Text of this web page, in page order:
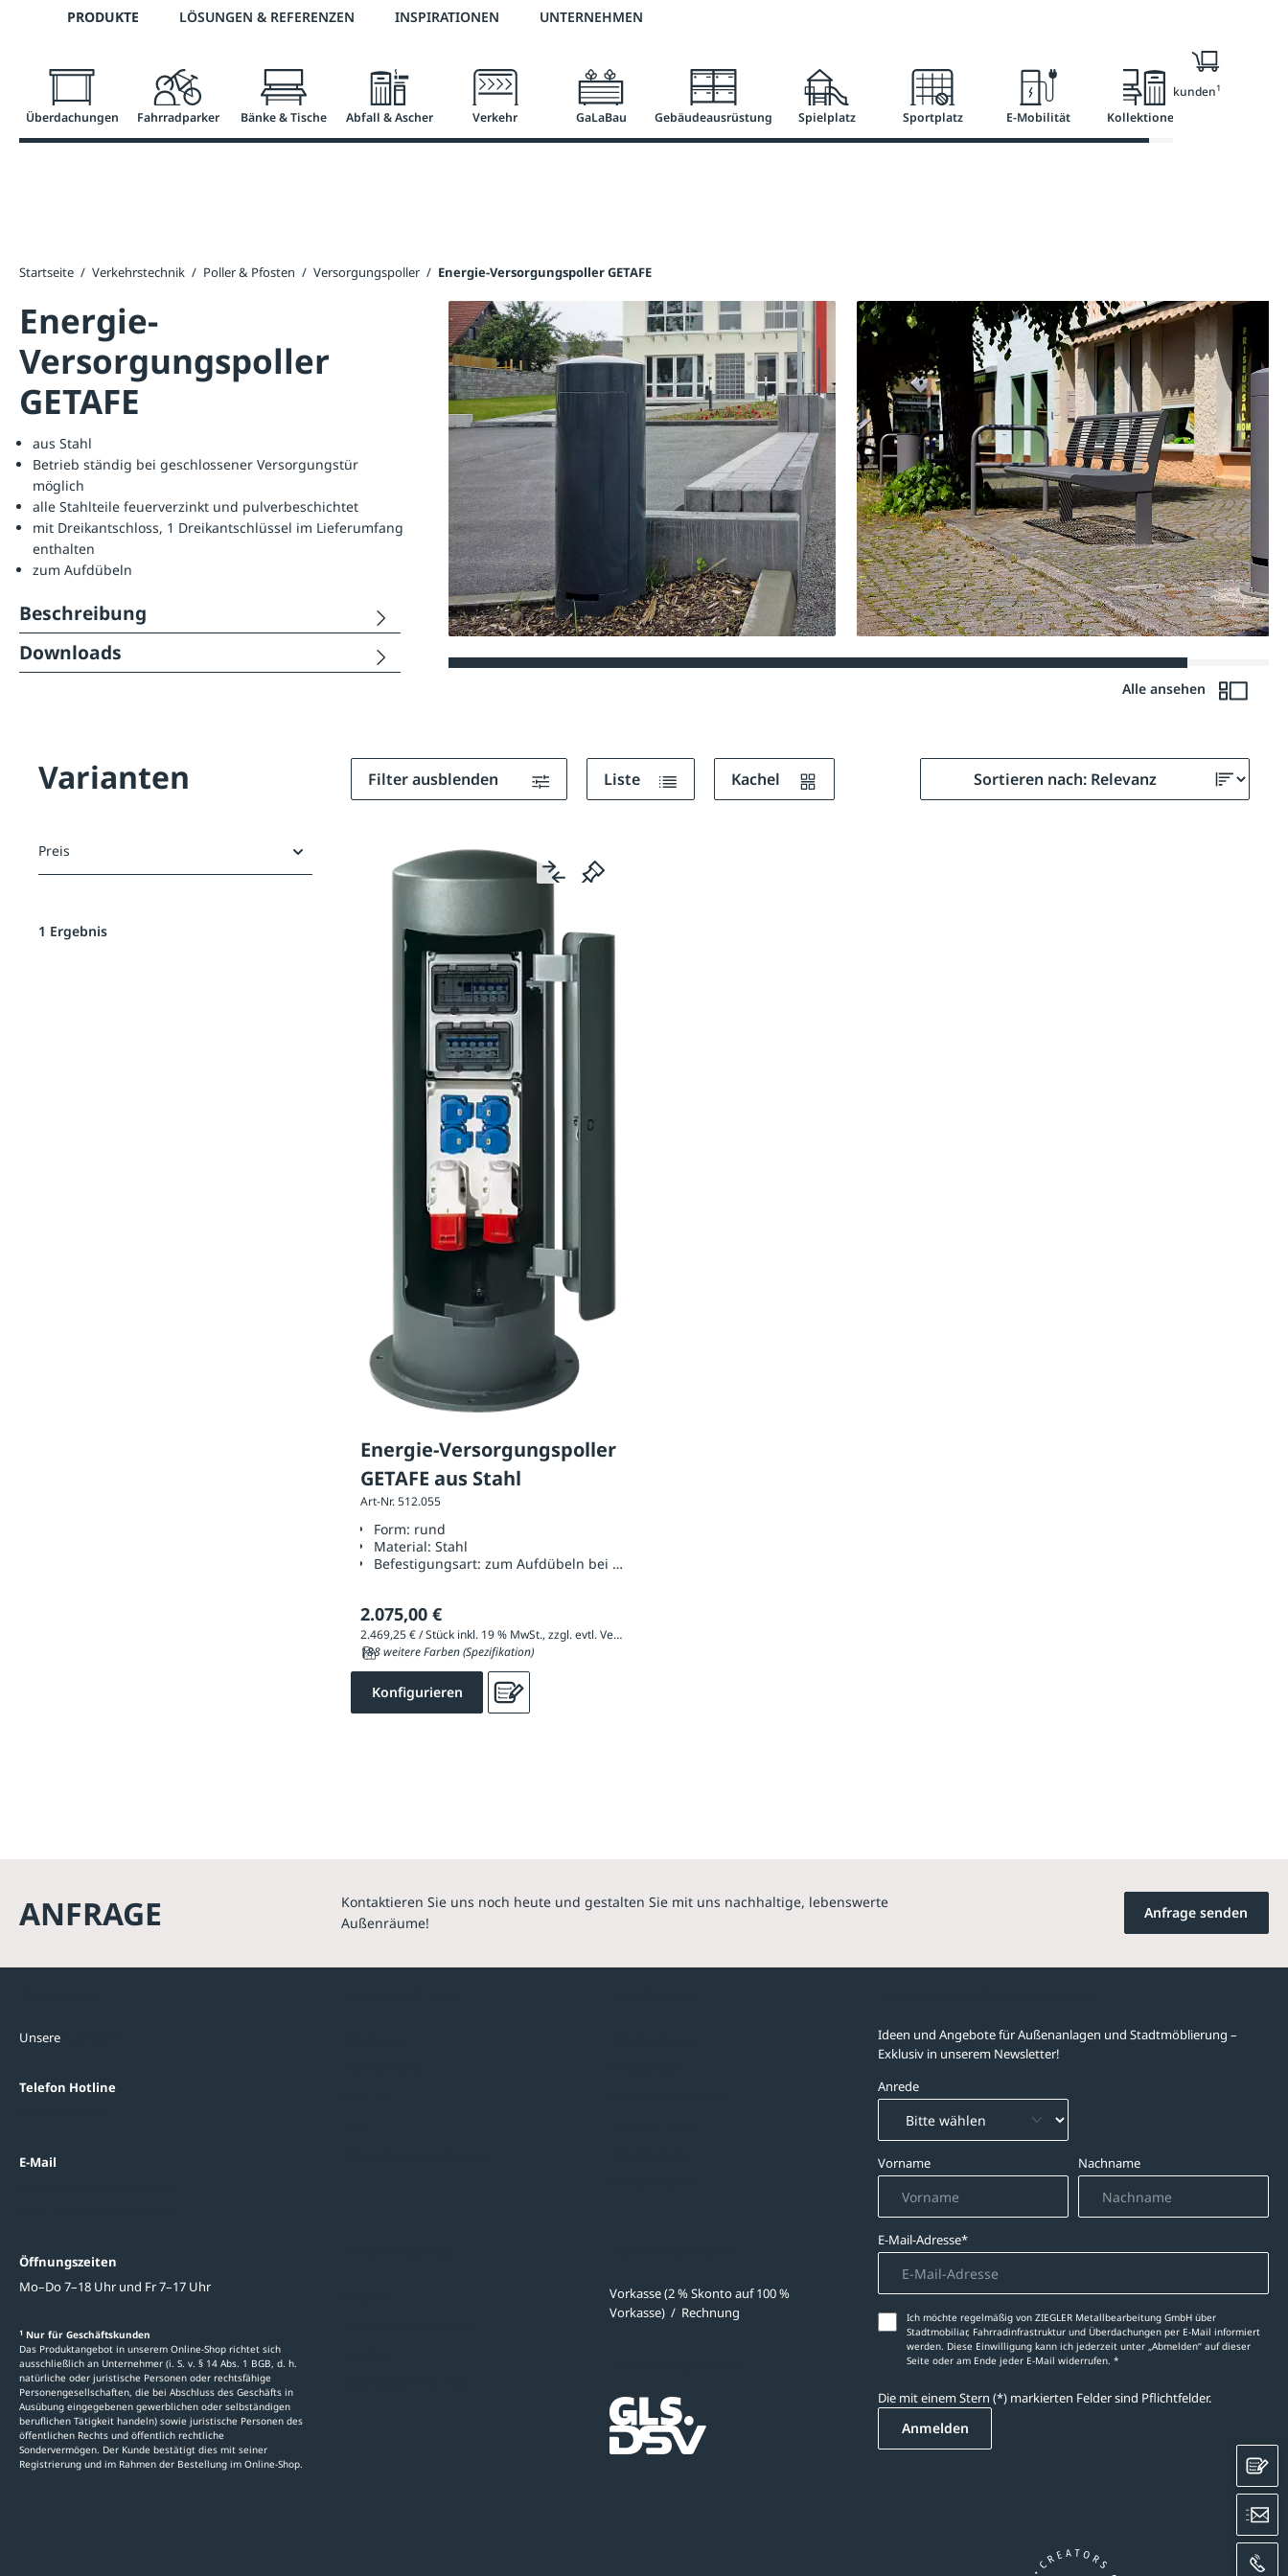
Zur Hauptnavigation springen
Telefon: 0800 / 100 49 02 2 % Vorkassen-Skonto versandkostenfrei ab 50 €
PRODUKTE LÖSUNGEN & REFERENZEN INSPIRATIONEN UNTERNEHMEN
Überdachungen Fahrradparker Bänke & Tische Abfall & Ascher Verkehr GaLaBau Gebäudeausrüstung Spielplatz Sportplatz E-Mobilität Kollektionen
Nur für Geschäftskunden1
Startseite / Verkehrstechnik / Poller & Pfosten / Versorgungspoller / Energie-Versorgungspoller GETAFE
Energie-
Versorgungspoller
GETAFE
Alle ansehen
aus Stahl
Betrieb ständig bei geschlossener Versorgungstür
möglich
alle Stahlteile feuerverzinkt und pulverbeschichtet
mit Dreikantschloss, 1 Dreikantschlüssel im Lieferumfang
enthalten
zum Aufdübeln
Beschreibung
Downloads
Varianten
Preis
1 Ergebnis
Filter ausblenden Liste Kachel
Energie-Versorgungspoller
GETAFE aus Stahl
Art-Nr. 512.055
Form: rund
Material: Stahl
Befestigungsart: zum Aufdübeln bei +/- 0 mm
2.075,00 €
2.469,25 € / Stück inkl. 19 % MwSt., zzgl. evtl. Versandkosten
188 weitere Farben (Spezifikation)
Konfigurieren
ANFRAGE
Kontaktieren Sie uns noch heute und gestalten Sie mit uns nachhaltige, lebenswerte
Außenräume!
Anfrage senden
Unsere
Telefon Hotline
E-Mail
Öffnungszeiten
Mo–Do 7–18 Uhr und Fr 7–17 Uhr
1 Nur für Geschäftskunden
Das Produktangebot in unserem Online-Shop richtet sich
ausschließlich an Unternehmer (i. S. v. § 14 Abs. 1 BGB, d. h.
natürliche oder juristische Personen oder rechtsfähige
Personengesellschaften, die bei Abschluss des Geschäfts in
Ausübung eingegebenen gewerblichen oder selbständigen
beruflichen Tätigkeit handeln) sowie juristische Personen des
öffentlichen Rechts und öffentlich rechtliche
Sondervermögen. Der Kunde bestätigt dies mit seiner
Registrierung und im Rahmen der Bestellung im Online-Shop.
Vorkasse (2 % Skonto auf 100 %
Vorkasse) / Rechnung
Ideen und Angebote für Außenanlagen und Stadtmöblierung –
Exklusiv in unserem Newsletter!
Anrede
Vorname Nachname
E-Mail-Adresse*
Ich möchte regelmäßig von ZIEGLER Metallbearbeitung GmbH über
Stadtmobiliar, Fahrradinfrastruktur und Überdachungen per E-Mail informiert
werden. Diese Einwilligung kann ich jederzeit unter „Abmelden‘‘ auf dieser
Seite oder am Ende jeder E-Mail widerrufen. *
Die mit einem Stern (*) markierten Felder sind Pflichtfelder.
Anmelden